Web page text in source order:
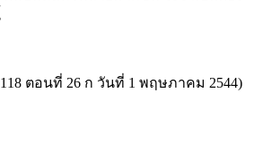
ตอนที่ 26 ก วันที่ 1 พฤษภาคม 2544)